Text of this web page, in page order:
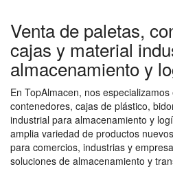
Venta de paletas,
cajas y material
almacenamiento y
En TopAlmacen, nos
contenedores, cajas de plástico,
industrial para almacenamiento y
amplia variedad de productos
para comercios, industrias y
soluciones de almacenamiento y